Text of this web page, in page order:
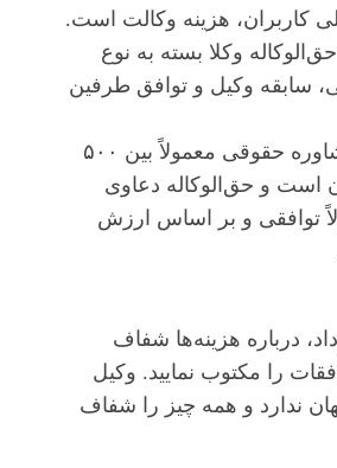
کاربران، هزینه وکالت است.
وکلا بسته به نوع
سابقه وکیل و توافق طرفین
در تهرانسر، هزینه مشاوره حقوقی معمولاً بین ۵۰۰
تومان است و حق‌الوکاله دعاوی
توافقی و بر اساس ارزش
درباره هزینه‌ها شفاف
را مکتوب نمایید. وکیل
ندارد و همه چیز را شفاف